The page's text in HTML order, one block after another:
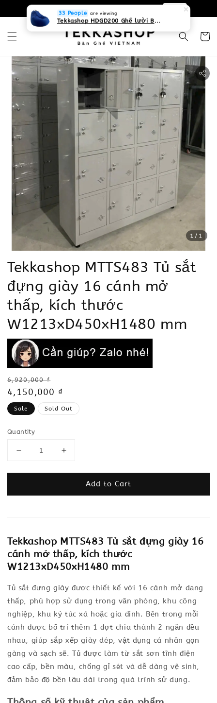
0931268840 Liên hệ với chúng tôi
1 /1
Tekkashop MTTS483 Tủ sắt
đựng giày 16 cánh mở
thấp, kích thước
W1213xD450xH1480 mm
Regular
price
6,920,000 ₫
Sale
price
4,150,000 ₫
Sale Sold Out
Quantity
Add to Cart
Tekkashop MTTS483 Tủ sắt đựng giày 16
cánh mở thấp, kích thước
W1213xD450xH1480 mm
Tủ sắt đựng giày được thiết kế với 16 cánh mở dạng
thấp, phù hợp sử dụng trong văn phòng, khu công
nghiệp, khu ký túc xá hoặc gia đình. Bên trong mỗi
cánh được bố trí thêm 1 đợt chia thành 2 ngăn đều
nhau, giúp sắp xếp giày dép, vật dụng cá nhân gọn
gàng và sạch sẽ. Tủ được làm từ sắt sơn tĩnh điện
cao cấp, bền màu, chống gỉ sét và dễ dàng vệ sinh,
đảm bảo độ bền lâu dài trong quá trình sử dụng.
33 People are viewing
Tekkashop HDGD200 Ghế lười Beanbag form truyền thống, chất liệu Olefin canvas kháng nước, màu xanh biển, có thể sử dụng trong nhà và cả ngoài trời, có quai xách